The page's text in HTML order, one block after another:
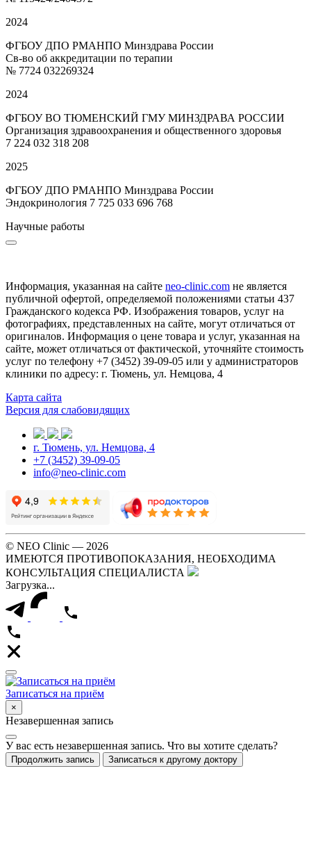
2024
ФГБОУ ДПО РМАНПО Минздрава России
Св-во об аккредитации по терапии
№ 7724 032269324
2024
ФГБОУ ВО ТЮМЕНСКИЙ ГМУ МИНЗДРАВА РОССИИ
Организация здравоохранения и общественного здоровья
7 224 032 318 208
2025
ФГБОУ ДПО РМАНПО Минздрава России
Эндокринология 7 725 033 696 768
Научные работы
Информация, указанная на сайте neo-clinic.com не является
публичной офертой, определяемой положениями статьи 437
Гражданского кодекса РФ. Изображения товаров, услуг на
фотографиях, представленных на сайте, могут отличаться от
оригиналов. Информация о цене товара и услуг, указанная на
сайте, может отличаться от фактической, уточняйте стоимость
услуг по телефону +7 (3452) 39-09-05 или у администраторов
клиники по адресу: г. Тюмень, ул. Немцова, 4
Карта сайта
Версия для слабовидящих
г. Тюмень, ул. Немцова, 4
+7 (3452) 39-09-05
info@neo-clinic.com
© NEO Clinic — 2026
ИМЕЮТСЯ ПРОТИВОПОКАЗАНИЯ, НЕОБХОДИМА
КОНСУЛЬТАЦИЯ СПЕЦИАЛИСТА
Загрузка...
Записаться на приём
×
Незавершенная запись
У вас есть незавершенная запись. Что вы хотите сделать?
Продолжить запись Записаться к другому доктору